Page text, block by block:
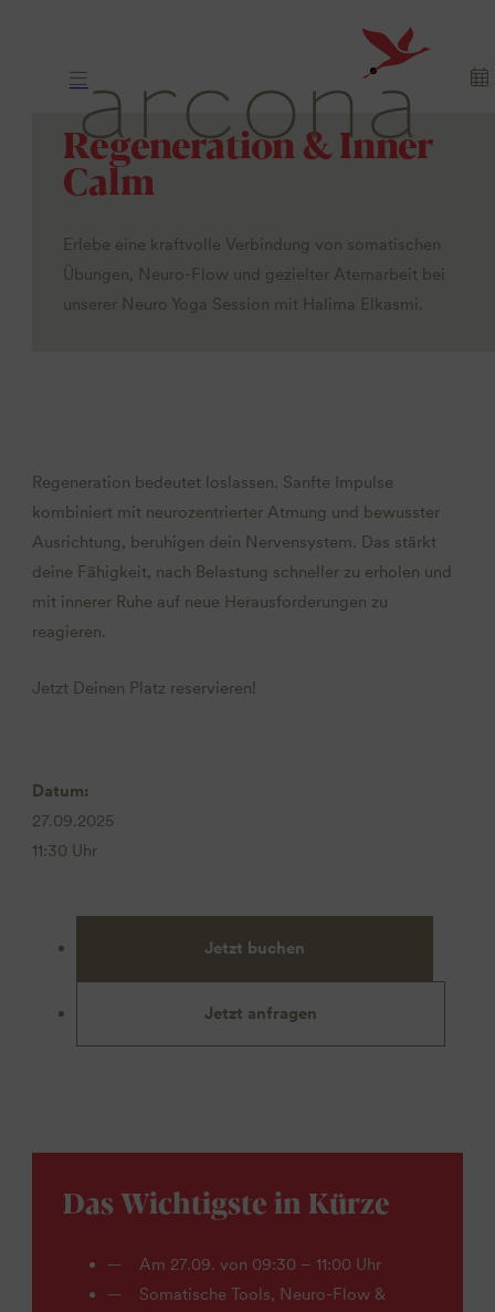
Regeneration & Inner
Calm
Erlebe eine kraftvolle Verbindung von somatischen
Übungen, Neuro-Flow und gezielter Atemarbeit bei
unserer Neuro Yoga Session mit Halima Elkasmi.
Regeneration bedeutet loslassen. Sanfte Impulse
kombiniert mit neurozentrierter Atmung und bewusster
Ausrichtung, beruhigen dein Nervensystem. Das stärkt
deine Fähigkeit, nach Belastung schneller zu erholen und
mit innerer Ruhe auf neue Herausforderungen zu
reagieren.
Jetzt Deinen Platz reservieren!
Datum:
27.09.2025
11:30 Uhr
Jetzt buchen
Jetzt anfragen
Das Wichtigste in Kürze
Am 27.09. von 09:30 – 11:00 Uhr
Somatische Tools, Neuro-Flow &